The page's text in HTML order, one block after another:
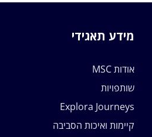
מידע תאגידי
אודות MSC
שותפויות
Explora Journeys
קיימות ואיכות הסביבה